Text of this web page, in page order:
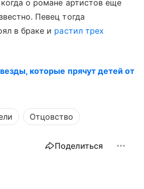
о романе артистов еще
Певец тогда
в браке и растил трех
которые прячут детей от
Отцовство
Поделиться